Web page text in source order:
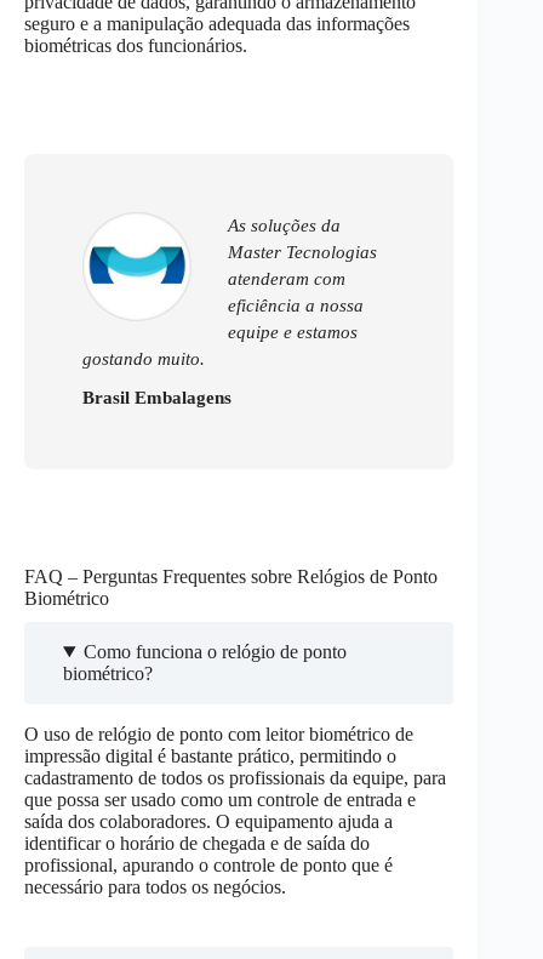
seguro e a manipulação adequada das informações
biométricas dos funcionários.
As soluções da
Master Tecnologias
atenderam com
eficiência a nossa
equipe e estamos
gostando muito.
Brasil Embalagens
FAQ – Perguntas Frequentes sobre Relógios de Ponto
Biométrico
Como funciona o relógio de ponto
biométrico?
O uso de relógio de ponto com leitor biométrico de
impressão digital é bastante prático, permitindo o
cadastramento de todos os profissionais da equipe, para
que possa ser usado como um controle de entrada e
saída dos colaboradores. O equipamento ajuda a
identificar o horário de chegada e de saída do
profissional, apurando o controle de ponto que é
necessário para todos os negócios.